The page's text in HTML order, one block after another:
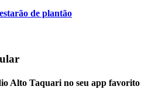
de plantão
Alto Taquari no seu app favorito